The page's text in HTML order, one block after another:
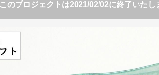
このプロジェクトは2021/02/02に終了いた